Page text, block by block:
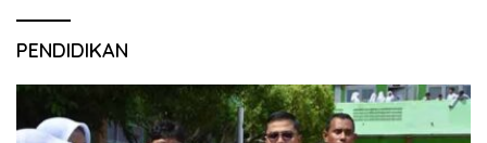
PENDIDIKAN